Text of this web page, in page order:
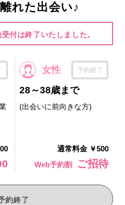
れた出会い♪
付は終了いたしました。
女性 予約終了
28～38歳まで
(出会いに前向きな方)
通常料金 ￥500
Web予約割
ご招待
約終了